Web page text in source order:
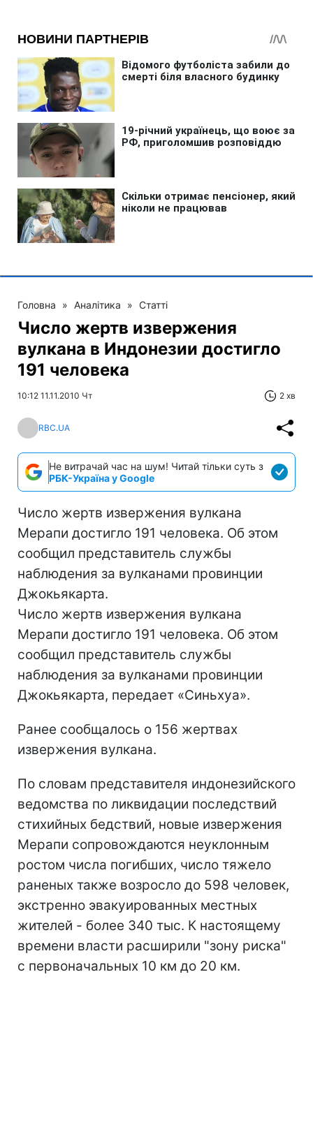
Головна » Аналітика » Статті
Число жертв извержения
вулкана в Индонезии достигло
191 человека
10:12 11.11.2010 Чт 2 хв
RBC.UA
Не витрачай час на шум! Читай тільки суть з
РБК-Україна у Google
Число жертв извержения вулкана
Мерапи достигло 191 человека. Об этом
сообщил представитель службы
наблюдения за вулканами провинции
Джокьякарта.
Число жертв извержения вулкана
Мерапи достигло 191 человека. Об этом
сообщил представитель службы
наблюдения за вулканами провинции
Джокьякарта, передает «Синьхуа».
Ранее сообщалось о 156 жертвах
извержения вулкана.
По словам представителя индонезийского
ведомства по ликвидации последствий
стихийных бедствий, новые извержения
Мерапи сопровождаются неуклонным
ростом числа погибших, число тяжело
раненых также возросло до 598 человек,
экстренно эвакуированных местных
жителей - более 340 тыс. К настоящему
времени власти расширили "зону риска"
с первоначальных 10 км до 20 км.